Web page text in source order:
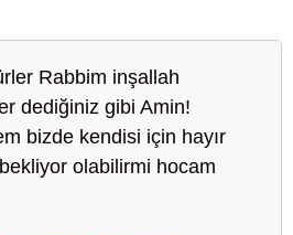
Rabbim inşallah
dediğiniz gibi Amin!
bizde kendisi için hayır
olabilirmi hocam